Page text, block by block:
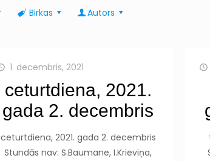
Birkas Autors
1. decembris, 2021
ceturtdiena, 2021.
gada 2. decembris
ceturtdiena, 2021. gada 2. decembris
Stundās nav: S.Baumane, I.Krieviņa,